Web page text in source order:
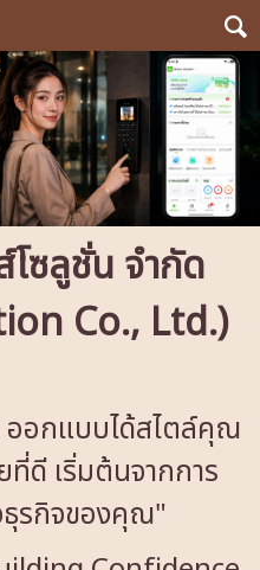
ซลูชั่น จำกัด
Co., Ltd.)
อกแบบได้สไตล์คุณ
ดี เริ่มต้นจากการ
ธุรกิจของคุณ"